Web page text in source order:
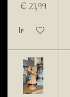
€ 21,99
In winkelwagen